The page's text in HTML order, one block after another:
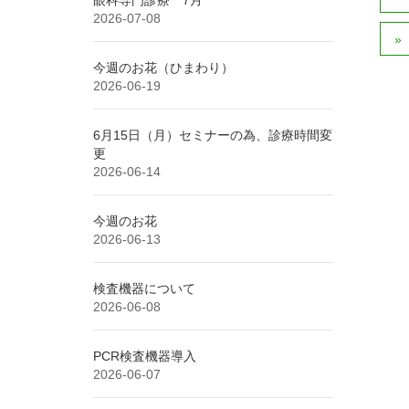
2026-07-08
今週のお花（ひまわり）
2026-06-19
6月15日（月）セミナーの為、診療時間変
更
2026-06-14
今週のお花
2026-06-13
検査機器について
2026-06-08
PCR検査機器導入
2026-06-07